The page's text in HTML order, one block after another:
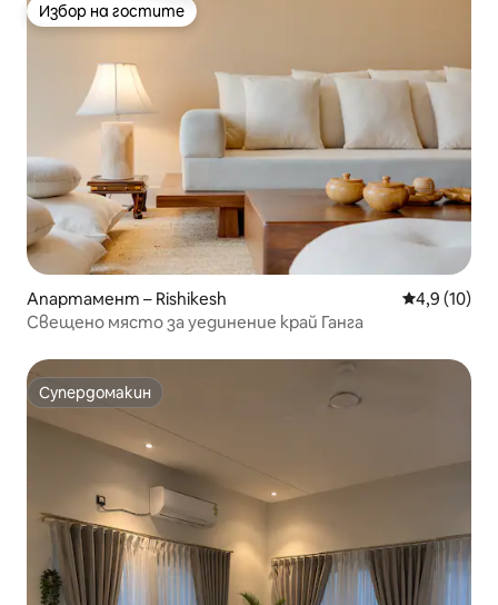
Избор на гостите
Избор на гостите
Апартамент – Rishikesh Средна
4,9 (10)
Свещено място за уединение край Ганга
Супердомакин
Супердомакин